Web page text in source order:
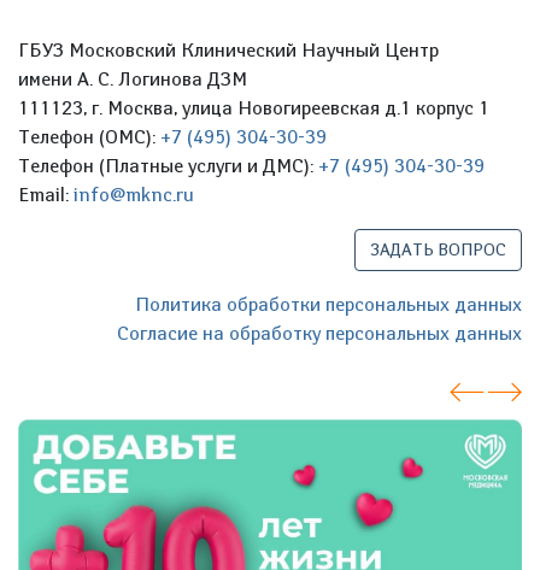
ГБУЗ Московский Клинический Научный Центр
имени А. С. Логинова ДЗМ
111123, г. Москва, улица Новогиреевская д.1 корпус 1
Телефон (ОМС): +7 (495) 304-30-39
Телефон (Платные услуги и ДМС): +7 (495) 304-30-39
Email: info@mknc.ru
ЗАДАТЬ ВОПРОС
Политика обработки персональных данных
Согласие на обработку персональных данных